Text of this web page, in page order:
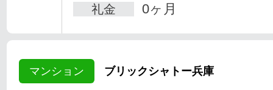
礼金 0ヶ月
マンション ブリックシャトー兵庫